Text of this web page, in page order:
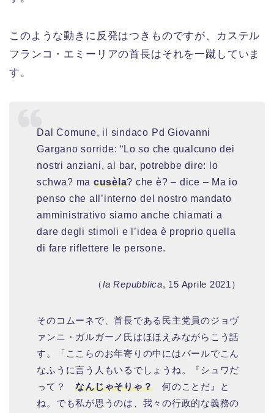
このような動きに反発はつきものですが、カステル
フランコ・エミーリアの首長はそれを一蹴していま
す。
Dal Comune, il sindaco Pd Giovanni
Gargano sorride: “Lo so che qualcuno dei
nostri anziani, al bar, potrebbe dire: lo
schwa? ma cusèla? che è? – dice – Ma io
penso che all’interno del nostro mandato
amministrativo siamo anche chiamati a
dare degli stimoli e l’idea è proprio quella
di fare riflettere le persone.
（la Repubblica, 15 Aprile 2021）
そのコムーネで、首長である民主党員のジョヴ
ァンニ・ガルガーノ氏はほほえみながらこう話
す。「ここらのお年寄りの中にはバールでこん
なふうに言う人もいるでしょうね。『シュワだ
って？なんじゃそりゃ？ 何のことだ』と
ね。でも私が思うのは、我々の行政的な義務の